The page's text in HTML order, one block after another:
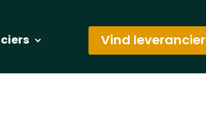
Vind leverancier